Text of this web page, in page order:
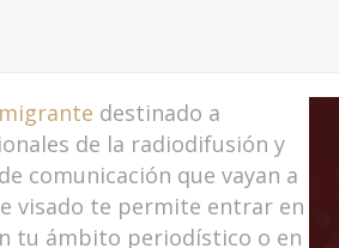
destinado a
de la radiodifusión y
comunicación que vayan a
visado te permite entrar en
tu ámbito periodístico o en